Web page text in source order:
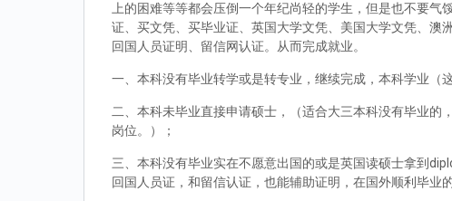
上的困难等等都会压倒一个年纪尚轻的学生，但是也不要
证、买文凭、买毕业证、英国大学文凭、美国大学文凭、
回国人员证明、留信网认证。从而完成就业。
一、本科没有毕业转学或是转专业，继续完成，本科学业（
二、本科未毕业直接申请硕士，（适合大三本科没有毕业
岗位。）；
三、本科没有毕业实在不愿意出国的或是英国读硕士拿到
回国人员证，和留信认证，也能辅助证明，在国外顺利毕业